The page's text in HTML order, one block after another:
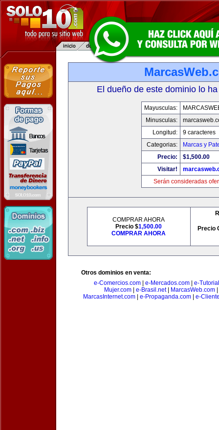
El dueño de este dominio lo
Mayusculas:
Minusculas:
Longitud:
9 caracteres
Categorias:
Marcas y
Precio:
$1,500.00
Visitar!
Serán consideradas
COMPRAR AHORA
Precio $1,500.00
COMPRAR AHORA
Precio
Otros dominios en venta:
e-Comercios.com| e-Mercados.com| e-
Mujer.com
e-Brasil.net| MarcasWeb.com
MarcasInternet.com| e-Propaganda.com| e-